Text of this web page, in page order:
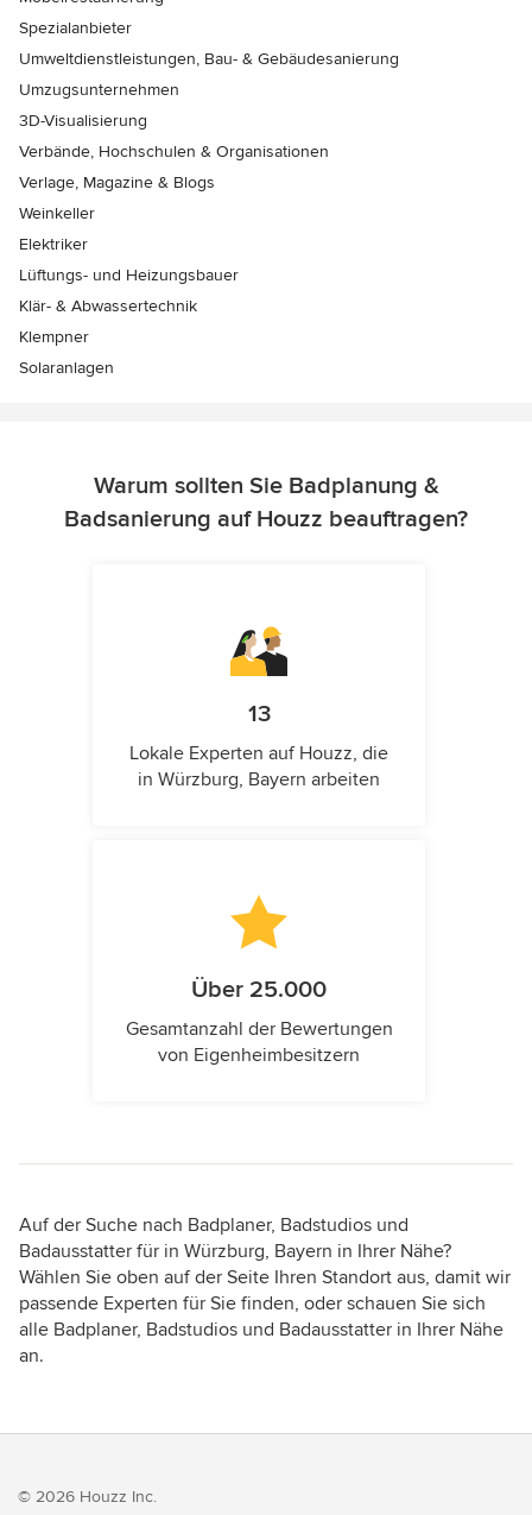
Spezialanbieter
Umweltdienstleistungen, Bau- & Gebäudesanierung
Umzugsunternehmen
3D-Visualisierung
Verbände, Hochschulen & Organisationen
Verlage, Magazine & Blogs
Weinkeller
Elektriker
Lüftungs- und Heizungsbauer
Klär- & Abwassertechnik
Klempner
Solaranlagen
Warum sollten Sie Badplanung &
Badsanierung auf Houzz beauftragen?
13
Lokale Experten auf Houzz, die
in Würzburg, Bayern arbeiten
Über 25.000
Gesamtanzahl der Bewertungen
von Eigenheimbesitzern
Auf der Suche nach Badplaner, Badstudios und
Badausstatter für in Würzburg, Bayern in Ihrer Nähe?
Wählen Sie oben auf der Seite Ihren Standort aus, damit wir
passende Experten für Sie finden, oder schauen Sie sich
alle Badplaner, Badstudios und Badausstatter in Ihrer Nähe
an.
© 2026 Houzz Inc.